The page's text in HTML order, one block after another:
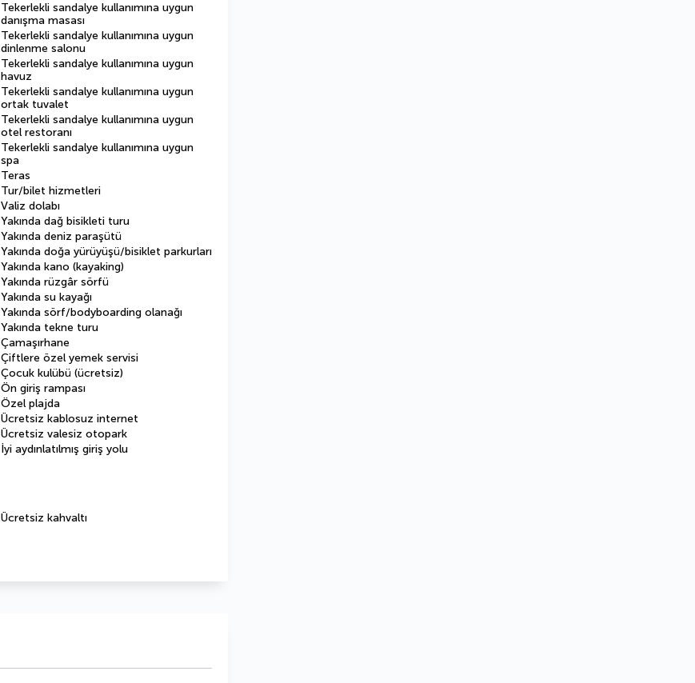
Tekerlekli sandalye kullanımına uygun
danışma masası
Tekerlekli sandalye kullanımına uygun
dinlenme salonu
Tekerlekli sandalye kullanımına uygun
havuz
Tekerlekli sandalye kullanımına uygun
ortak tuvalet
Tekerlekli sandalye kullanımına uygun
otel restoranı
Tekerlekli sandalye kullanımına uygun
spa
Teras
Tur/bilet hizmetleri
Valiz dolabı
Yakında dağ bisikleti turu
Yakında deniz paraşütü
Yakında doğa yürüyüşü/bisiklet parkurları
Yakında kano (kayaking)
Yakında rüzgâr sörfü
Yakında su kayağı
Yakında sörf/bodyboarding olanağı
Yakında tekne turu
Çamaşırhane
Çiftlere özel yemek servisi
Çocuk kulübü (ücretsiz)
Ön giriş rampası
Özel plajda
Ücretsiz kablosuz internet
Ücretsiz valesiz otopark
İyi aydınlatılmış giriş yolu
Ücretsiz kahvaltı